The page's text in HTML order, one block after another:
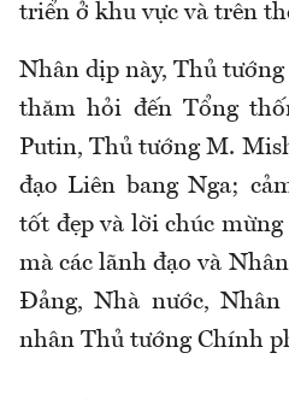
triển ở khu vực và trên
Nhân dịp này, Thủ
thăm hỏi đến Tổng
Putin, Thủ tướng M.
đạo Liên bang Nga;
tốt đẹp và lời chúc
mà các lãnh đạo và
Đảng, Nhà nước,
nhân Thủ tướng Chính